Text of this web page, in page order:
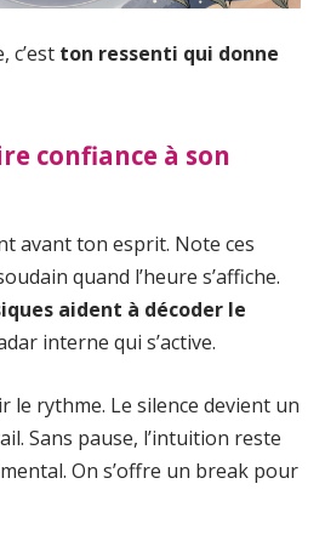
c’est ton ressenti qui donne
confiance à son
avant ton esprit. Note ces
quand l’heure s’affiche.
aident à décoder le
interne qui s’active.
le rythme. Le silence devient un
Sans pause, l’intuition reste
On s’offre un break pour